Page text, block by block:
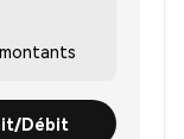
Débit